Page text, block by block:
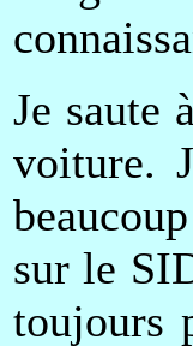
Je saute
voiture.
sur le
toujours